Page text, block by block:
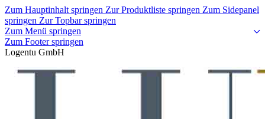
Zum Hauptinhalt springen Zur Produktliste springen Zum Sidepanel
springen Zur Topbar springen
Zum Menü springen
Zum Footer springen
Logentu GmbH